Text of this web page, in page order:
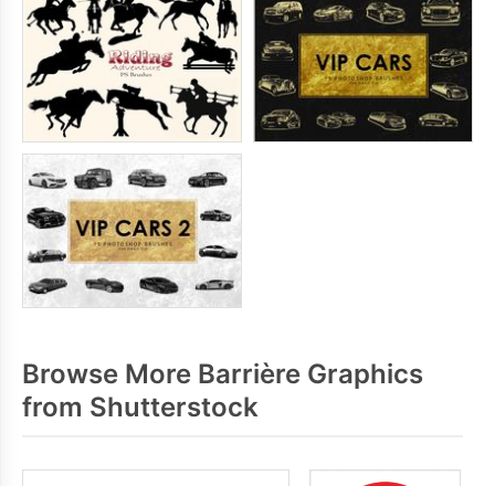
Browse More Barrière Graphics
from Shutterstock